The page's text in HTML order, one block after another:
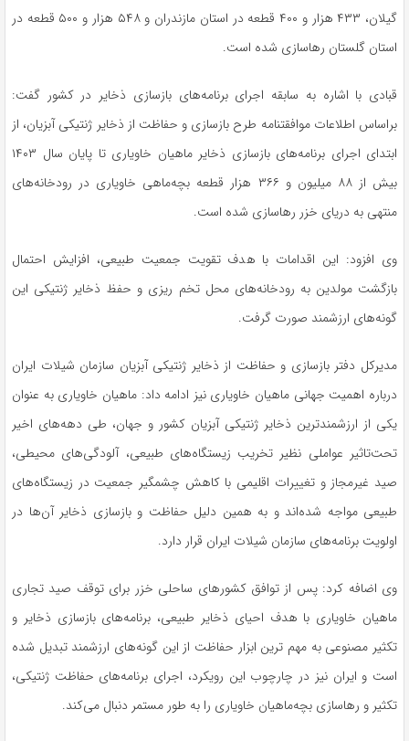
گیلان، ۴۳۳ هزار و ۴۰۰ قطعه در استان مازندران و ۵۴۸ هزار و ۵۰۰ قطعه در
استان گلستان رهاسازی شده است.
قبادی با اشاره به سابقه اجرای برنامه‌های بازسازی ذخایر در کشور گفت:
براساس اطلاعات موافقتنامه طرح بازسازی و حفاظت از ذخایر ژنتیکی آبزیان، از
ابتدای اجرای برنامه‌های بازسازی ذخایر ماهیان خاویاری تا پایان سال ۱۴۰۳
بیش از ۸۸ میلیون و ۳۶۶ هزار قطعه بچه‌ماهی خاویاری در رودخانه‌های
منتهی به دریای خزر رهاسازی شده است.
وی افزود: این اقدامات با هدف تقویت جمعیت طبیعی، افزایش احتمال
بازگشت مولدین به رودخانه‌های محل تخم‌ ریزی و حفظ ذخایر ژنتیکی این
گونه‌های ارزشمند صورت گرفت.
مدیرکل دفتر بازسازی و حفاظت از ذخایر ژنتیکی آبزیان سازمان شیلات ایران
درباره اهمیت جهانی ماهیان خاویاری نیز ادامه داد: ماهیان خاویاری به‌ عنوان
یکی از ارزشمندترین ذخایر ژنتیکی آبزیان کشور و جهان، طی دهه‌های اخیر
تحت‌تاثیر عواملی نظیر تخریب زیستگاه‌های طبیعی، آلودگی‌های محیطی،
صید غیرمجاز و تغییرات اقلیمی با کاهش چشمگیر جمعیت در زیستگاه‌های
طبیعی مواجه شده‌اند و به همین دلیل حفاظت و بازسازی ذخایر آن‌ها در
اولویت برنامه‌های سازمان شیلات ایران قرار دارد.
وی اضافه کرد: پس از توافق کشورهای ساحلی خزر برای توقف صید تجاری
ماهیان خاویاری با هدف احیای ذخایر طبیعی، برنامه‌های بازسازی ذخایر و
تکثیر مصنوعی به مهم‌ ترین ابزار حفاظت از این گونه‌های ارزشمند تبدیل شده
است و ایران نیز در چارچوب این رویکرد، اجرای برنامه‌های حفاظت ژنتیکی،
تکثیر و رهاسازی بچه‌ماهیان خاویاری را به‌ طور مستمر دنبال می‌کند.